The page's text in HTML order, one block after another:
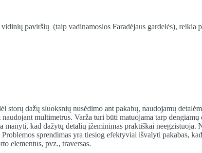
paviršių (taip vadinamosios Faradėjaus gardelės), reikia
storų dažų sluoksnių nusėdimo ant pakabų, naudojamų
multimetrus. Varža turi būti matuojama tarp
kad dažytų detalių įžeminimas praktiškai
sprendimas yra tiesiog efektyviai išvalyti pakabas,
elementus, pvz., traversas.